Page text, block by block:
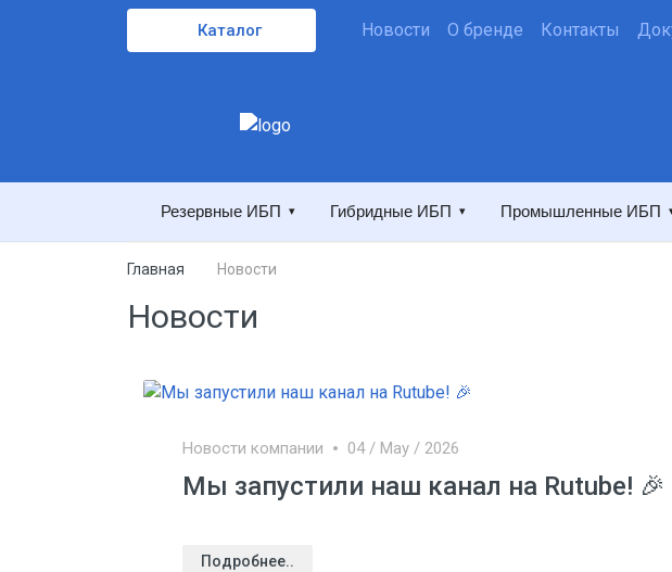
Каталог Новости О бренде Контакты
Резервные ИБП ▾ Гибридные ИБП ▾ Промышленные ИБП
Главная Новости
Новости
Новости компании
Мы запустили наш канал на Rutube! 🎉
04 / May / 2026
Подробнее..